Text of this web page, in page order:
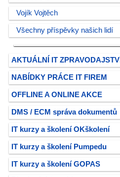
Vojík Vojtěch
Všechny příspěvky našich lidí
AKTUÁLNÍ IT ZPRAVODAJSTVÍ
NABÍDKY PRÁCE IT FIREM
OFFLINE A ONLINE AKCE
DMS / ECM správa dokumentů
IT kurzy a školení OKškolení
IT kurzy a školení Pumpedu
IT kurzy a školení GOPAS